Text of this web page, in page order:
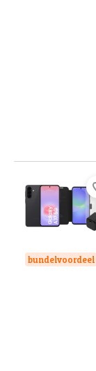
bundelvoordeel
Beoordeling is 9,3